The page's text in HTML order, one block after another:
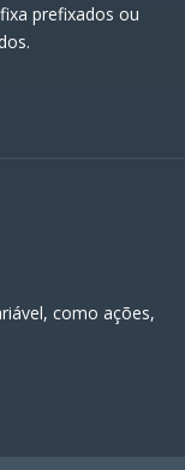
prefixados ou
como ações,